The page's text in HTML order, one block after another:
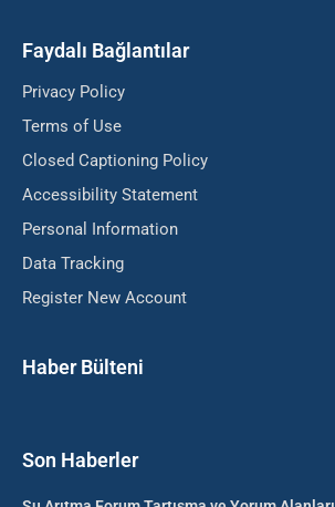
Faydalı Bağlantılar
Privacy Policy
Terms of Use
Closed Captioning Policy
Accessibility Statement
Personal Information
Data Tracking
Register New Account
Haber Bülteni
Son Haberler